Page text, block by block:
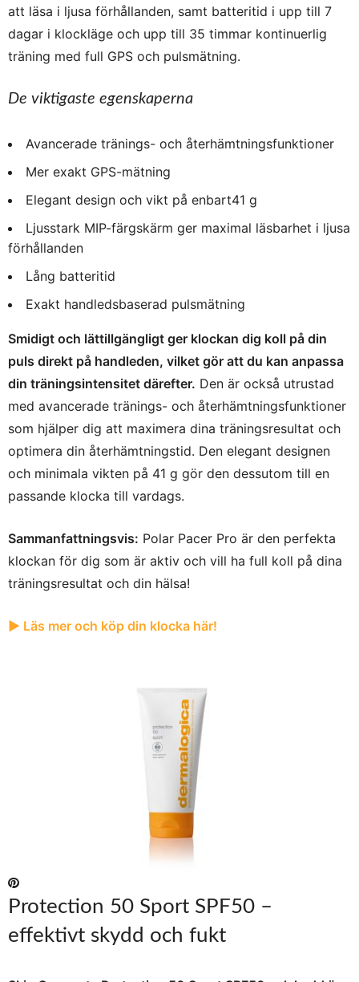
att läsa i ljusa förhållanden, samt batteritid i upp till 7
dagar i klockläge och upp till 35 timmar kontinuerlig
träning med full GPS och pulsmätning.
De viktigaste egenskaperna
Avancerade tränings- och återhämtningsfunktioner
Mer exakt GPS-mätning
Elegant design och vikt på enbart41 g
Ljusstark MIP-färgskärm ger maximal läsbarhet i ljusa
förhållanden
Lång batteritid
Exakt handledsbaserad pulsmätning
Smidigt och lättillgängligt ger klockan dig koll på din
puls direkt på handleden, vilket gör att du kan anpassa
din träningsintensitet därefter. Den är också utrustad
med avancerade tränings- och återhämtningsfunktioner
som hjälper dig att maximera dina träningsresultat och
optimera din återhämtningstid. Den elegant designen
och minimala vikten på 41 g gör den dessutom till en
passande klocka till vardags.
Sammanfattningsvis: Polar Pacer Pro är den perfekta
klockan för dig som är aktiv och vill ha full koll på dina
träningsresultat och din hälsa!
► Läs mer och köp din klocka här!
Protection 50 Sport SPF50 –
effektivt skydd och fukt